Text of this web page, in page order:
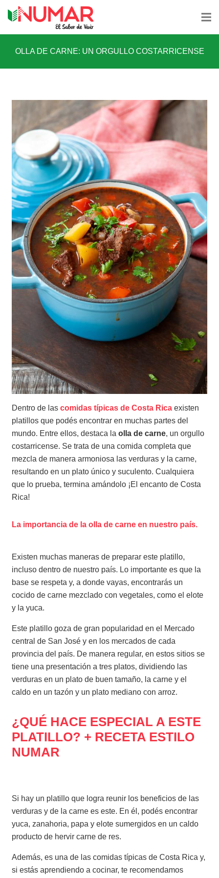
OLLA DE CARNE: UN ORGULLO COSTARRICENSE
Dentro de las comidas típicas de Costa Rica existen
platillos que podés encontrar en muchas partes del
mundo. Entre ellos, destaca la olla de carne, un orgullo
costarricense. Se trata de una comida completa que
mezcla de manera armoniosa las verduras y la carne,
resultando en un plato único y suculento. Cualquiera
que lo prueba, termina amándolo ¡El encanto de Costa
Rica!
La importancia de la olla de carne en nuestro país.
Existen muchas maneras de preparar este platillo,
incluso dentro de nuestro país. Lo importante es que la
base se respeta y, a donde vayas, encontrarás un
cocido de carne mezclado con vegetales, como el elote
y la yuca.
Este platillo goza de gran popularidad en el Mercado
central de San José y en los mercados de cada
provincia del país. De manera regular, en estos sitios se
tiene una presentación a tres platos, dividiendo las
verduras en un plato de buen tamaño, la carne y el
caldo en un tazón y un plato mediano con arroz.
¿QUÉ HACE ESPECIAL A ESTE
PLATILLO? + RECETA ESTILO
NUMAR
Si hay un platillo que logra reunir los beneficios de las
verduras y de la carne es este. En él, podés encontrar
yuca, zanahoria, papa y elote sumergidos en un caldo
producto de hervir carne de res.
Además, es una de las comidas típicas de Costa Rica y,
si estás aprendiendo a cocinar, te recomendamos